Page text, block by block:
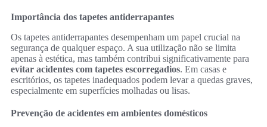
Importância dos tapetes antiderrapantes
Os tapetes antiderrapantes desempenham um papel crucial na
segurança de qualquer espaço. A sua utilização não se limita
apenas à estética, mas também contribui significativamente para
evitar acidentes com tapetes escorregadios. Em casas e
escritórios, os tapetes inadequados podem levar a quedas graves,
especialmente em superfícies molhadas ou lisas.
Prevenção de acidentes em ambientes domésticos